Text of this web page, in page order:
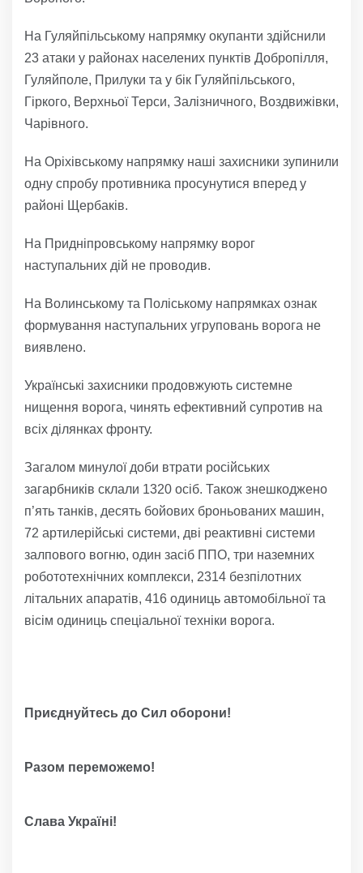
На Гуляйпільському напрямку окупанти здійснили
23 атаки у районах населених пунктів Добропілля,
Гуляйполе, Прилуки та у бік Гуляйпільського,
Гіркого, Верхньої Терси, Залізничного, Воздвижівки,
Чарівного.
На Оріхівському напрямку наші захисники зупинили
одну спробу противника просунутися вперед у
районі Щербаків.
На Придніпровському напрямку ворог
наступальних дій не проводив.
На Волинському та Поліському напрямках ознак
формування наступальних угруповань ворога не
виявлено.
Українські захисники продовжують системне
нищення ворога, чинять ефективний супротив на
всіх ділянках фронту.
Загалом минулої доби втрати російських
загарбників склали 1320 осіб. Також знешкоджено
п’ять танків, десять бойових броньованих машин,
72 артилерійські системи, дві реактивні системи
залпового вогню, один засіб ППО, три наземних
робототехнічних комплекси, 2314 безпілотних
літальних апаратів, 416 одиниць автомобільної та
вісім одиниць спеціальної техніки ворога.
Приєднуйтесь до Сил оборони!
Разом переможемо!
Слава Україні!